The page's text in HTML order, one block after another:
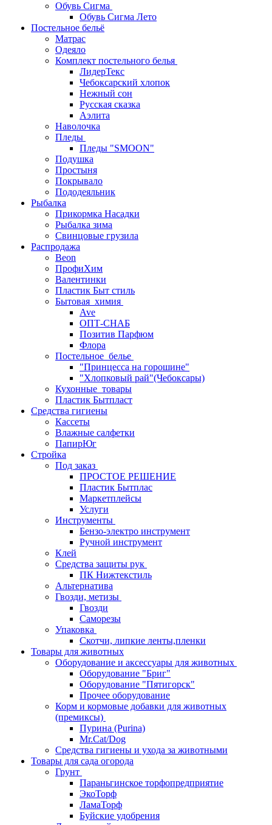
Обувь Сигма
Обувь Сигма Лето
Постельное бельё
Матрас
Одеяло
Комплект постельного белья
ЛидерТекс
Чебоксарский хлопок
Нежный сон
Русская сказка
Аэлита
Наволочка
Пледы
Пледы "SMOON"
Подушка
Простыня
Покрывало
Пододеяльник
Рыбалка
Прикормка Насадки
Рыбалка зима
Свинцовые грузила
Распродажа
Beon
ПрофиХим
Валентинки
Пластик Быт стиль
Бытовая_химия
Ave
ОПТ-СНАБ
Позитив Парфюм
Флора
Постельное_белье
"Принцесса на горошине"
"Хлопковый рай"(Чебоксары)
Кухонные_товары
Пластик Бытпласт
Средства гигиены
Кассеты
Влажные салфетки
ПапирЮг
Стройка
Под заказ
ПРОСТОЕ РЕШЕНИЕ
Пластик Бытплас
Маркетплейсы
Услуги
Инструменты
Бензо-электро инструмент
Ручной инструмент
Клей
Средства защиты рук
ПК Нижтекстиль
Альтернатива
Гвозди, метизы
Гвозди
Саморезы
Упаковка
Скотчи, липкие ленты,пленки
Товары для животных
Оборудование и аксессуары для животных
Оборудование "Бриг"
Оборудование "Пятигорск"
Прочее оборудование
Корм и кормовые добавки для животных
(премиксы)
Пурина (Purina)
Mr.Cat/Dog
Средства гигиены и ухода за животными
Товары для сада огорода
Грунт
Параньгинское торфопредприятие
ЭкоТорф
ЛамаТорф
Буйские удобрения